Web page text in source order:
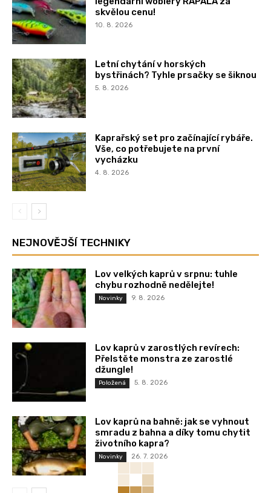
skvělou cenu!
10. 8. 2026
Letní chytání v horských
bystřinách? Tyhle prsačky se šiknou
5. 8. 2026
Kaprařský set pro začínající rybáře.
Vše, co potřebujete na první
vycházku
4. 8. 2026
NEJNOVĚJŠÍ TECHNIKY
Lov velkých kaprů v srpnu: tuhle
chybu rozhodně nedělejte!
Novinky 9. 8. 2026
Lov kaprů v zarostlých revírech:
Přelstěte monstra ze zarostlé
džungle!
Položená 5. 8. 2026
Lov kaprů na bahně: jak se vyhnout
smradu z bahna a díky tomu chytit
životního kapra?
Novinky 26. 7. 2026